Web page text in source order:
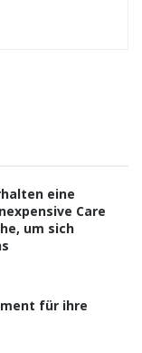
eine
Care
um sich
für ihre